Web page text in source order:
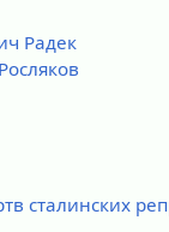
Радек
сталинских